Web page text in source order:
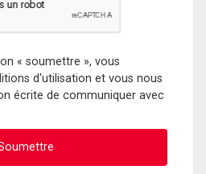
« soumettre », vous
d'utilisation et vous nous
écrite de communiquer avec